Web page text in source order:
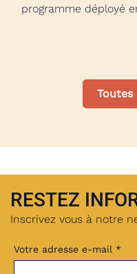
programme déployé
RESTEZ
Inscrivez vous à notre
Votre adresse e-mail *